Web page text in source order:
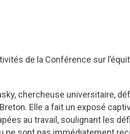
de la Conférence sur
chercheuse universitaire,
Elle a fait un exposé
au travail, soulignant les